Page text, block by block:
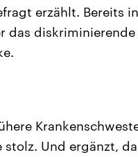
erzählt. Bereits
das
Und ergänzt,